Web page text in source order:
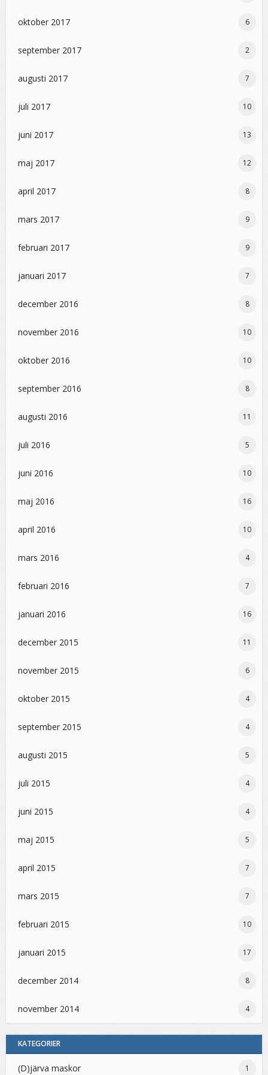
oktober 2017 6
september 2017 2
augusti 2017 7
juli 2017 10
juni 2017 13
maj 2017 12
april 2017 8
mars 2017 9
februari 2017 9
januari 2017 7
december 2016 8
november 2016 10
oktober 2016 10
september 2016 8
augusti 2016 11
juli 2016 5
juni 2016 10
maj 2016 16
april 2016 10
mars 2016 4
februari 2016 7
januari 2016 16
december 2015 11
november 2015 6
oktober 2015 4
september 2015 4
augusti 2015 5
juli 2015 4
juni 2015 4
maj 2015 5
april 2015 7
mars 2015 7
februari 2015 10
januari 2015 17
december 2014 8
november 2014 4
KATEGORIER
(D)järva maskor 1